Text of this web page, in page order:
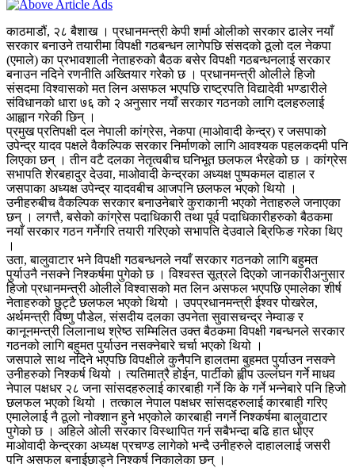
काठमाडौं, २८ बैशाख । प्रधानमन्त्री केपी शर्मा ओलीको सरकार ढालेर नयाँ
सरकार बनाउने तयारीमा विपक्षी गठबन्धन लागेपछि संसदको ठूलो दल नेकपा
(एमाले) का प्रभावशाली नेताहरुको बैठक बसेर विपक्षी गठबन्धनलाई सरकार
बनाउन नदिने रणनीति अख्तियार गरेको छ । प्रधानमन्त्री ओलीले हिजो
संसदमा विश्वासको मत लिन असफल भएपछि राष्ट्रपति विद्यादेवी भण्डारीले
संविधानको धारा ७६ को २ अनुसार नयाँ सरकार गठनको लागि दलहरुलाई
आह्वान गरेकी छिन् ।
प्रमुख प्रतिपक्षी दल नेपाली कांग्रेस, नेकपा (माओवादी केन्द्र) र जसपाको
उपेन्द्र यादव पक्षले वैकल्पिक सरकार निर्माणको लागि आवश्यक पहलकदमी पनि
लिएका छन् । तीन वटै दलका नेतृत्वबीच घनिभूत छलफल भैरहेको छ । कांग्रेस
सभापति शेरबहादुर देउवा, माओवादी केन्द्रका अध्यक्ष पुष्पकमल दाहाल र
जसपाका अध्यक्ष उपेन्द्र यादवबीच आजपनि छलफल भएको थियो ।
उनीहरुबीच वैकल्पिक सरकार बनाउनेबारे कुराकानी भएको नेताहरुले जनाएका
छन् । लगत्तै, बसेको कांग्रेस पदाधिकारी तथा पूर्व पदाधिकारीहरुको बैठकमा
नयाँ सरकार गठन गर्नेगरि तयारी गरिएको सभापति देउवाले ब्रिफिङ गरेका थिए
।
उता, बालुवाटार भने विपक्षी गठबन्धनले नयाँ सरकार गठनको लागि बहुमत
पुर्याउनै नसक्ने निश्कर्षमा पुगेको छ । विश्वस्त सूत्रले दिएको जानकारीअनुसार
हिजो प्रधानमन्त्री ओलीले विश्वासको मत लिन असफल भएपछि एमालेका शीर्ष
नेताहरुको छुट्टै छलफल भएको थियो । उपप्रधानमन्त्री ईश्वर पोखरेल,
अर्थमन्त्री विष्णु पौडेल, संसदीय दलका उपनेता सुवासचन्द्र नेम्वाङ र
कानूनमन्त्री लिलानाथ श्रेष्ठ सम्मिलित उक्त बैठकमा विपक्षी गबन्धनले सरकार
गठनको लागि बहुमत पुर्याउन नसक्नेबारे चर्चा भएको थियो ।
जसपाले साथ नदिने भएपछि विपक्षीले कुनैपनि हालतमा बुहमत पुर्याउन नसक्ने
उनीहरुको निश्कर्ष थियो । त्यतिमात्रै होईन, पार्टीको ह्वीप उल्लंघन गर्ने माधव
नेपाल पक्षधर २८ जना सांसदहरुलाई कारबाही गर्ने कि के गर्ने भन्नेबारे पनि हिजो
छलफल भएको थियो । तत्काल नेपाल पक्षधर सांसदहरुलाई कारबाही गरिए
एमालेलाई नै ठूलो नोक्शान हुने भएकोले कारबाही नगर्ने निश्कर्षमा बालुवाटार
पुगेको छ । अहिले ओली सरकार विस्थापित गर्न सबैभन्दा बढि हात धोएर
माओवादी केन्द्रका अध्यक्ष प्रचण्ड लागेको भन्दै उनीहरुले दाहाललाई जसरी
पनि असफल बनाईछाड्ने निश्कर्ष निकालेका छन् ।